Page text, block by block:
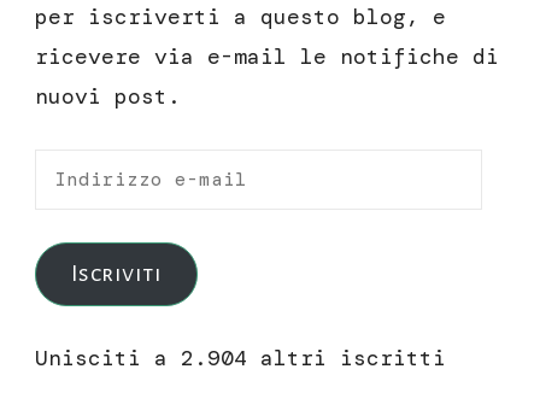
per iscriverti a questo blog, e
ricevere via e-mail le notifiche di
nuovi post.
Indirizzo
mail
Iscriviti
Unisciti a 2.904 altri iscritti